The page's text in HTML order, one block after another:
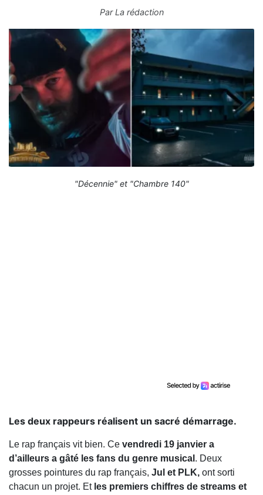
ParLa rédaction
"Décennie" et "Chambre 140"
Les deux rappeurs réalisent un sacré démarrage.
Le rap français vit bien. Ce vendredi 19 janvier a
d’ailleurs a gâté les fans du genre musical . Deux
grosses pointures du rap français, Jul et PLK, ont sorti
chacun un projet. Et les premiers chiffres de streams et